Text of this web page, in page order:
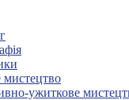
ужиткове